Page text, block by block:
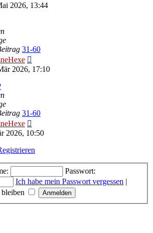
Beitrag
2026, 13:44
31-60
Beitrag
2026, 17:10
31-60
Beitrag
2026, 10:50
Passwort:
Ich habe mein Passwort vergessen |